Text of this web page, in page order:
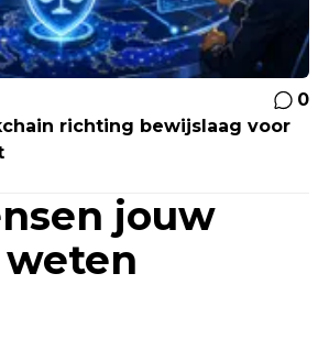
0
richting bewijslaag voor
jouw